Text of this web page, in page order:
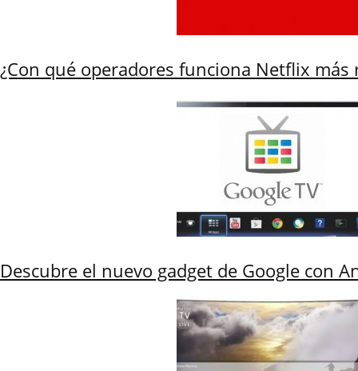
¿Con qué operadores funciona Netflix más
Descubre el nuevo gadget de Google con